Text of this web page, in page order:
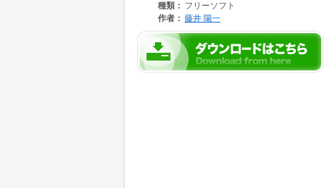
種類： フリーソフト
作者： 藤井 陽一